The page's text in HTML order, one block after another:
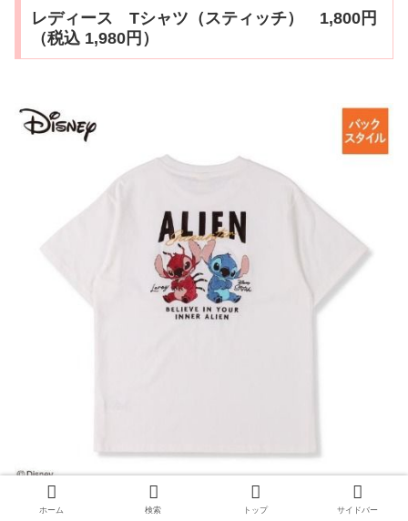
レディース Tシャツ（スティッチ） 1,800円
（税込 1,980円）
ホーム 検索 トップ サイドバー